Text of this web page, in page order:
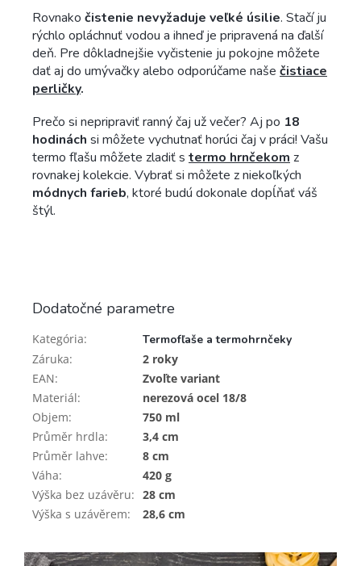
Rovnako čistenie nevyžaduje veľké úsilie. Stačí ju
rýchlo opláchnuť vodou a ihneď je pripravená na ďalší
deň. Pre dôkladnejšie vyčistenie ju pokojne môžete
dať aj do umývačky alebo odporúčame naše čistiace
perličky.
Prečo si nepripraviť ranný čaj už večer? Aj po 18
hodinách si môžete vychutnať horúci čaj v práci! Vašu
termo fľašu môžete zladiť s termo hrnčekom z
rovnakej kolekcie. Vybrať si môžete z niekoľkých
módnych farieb, ktoré budú dokonale dopĺňať váš
štýl.
Dodatočné parametre
Kategória:
Termofľaše a termohrnčeky
Záruka:
2 roky
EAN:
Zvoľte variant
Materiál:
nerezová ocel 18/8
Objem:
750 ml
Průměr hrdla:
3,4 cm
Průměr lahve:
8 cm
Váha:
420 g
Výška bez uzávěru: 28 cm
Výška s uzávěrem: 28,6 cm